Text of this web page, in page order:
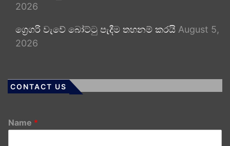
2026
ග්‍රෙගරි වැවේ බෝට්ටු පැදීම තහනම් කරයි August 5,
2026
CONTACT US
Name *